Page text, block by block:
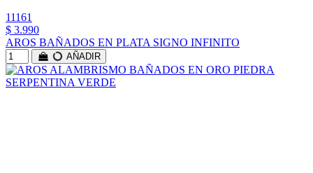
11161
$ 3.990
AROS BAÑADOS EN PLATA SIGNO INFINITO
AÑADIR